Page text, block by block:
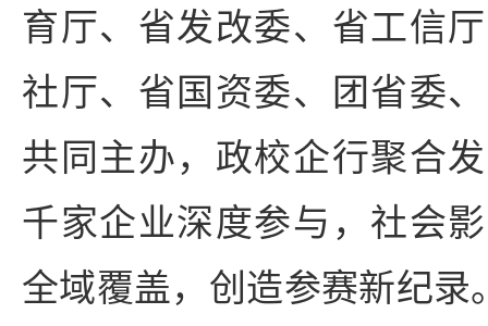
育厅、省发改委、省工信
社厅、省国资委、团省委
共同主办，政校企行聚合
千家企业深度参与，社会
全域覆盖，创造参赛新纪